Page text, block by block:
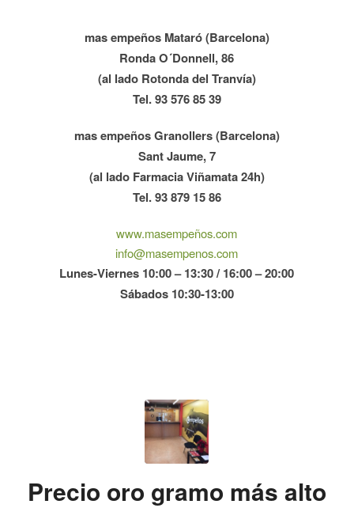
mas empeños Mataró (Barcelona)
Ronda O´Donnell, 86
(al lado Rotonda del Tranvía)
Tel. 93 576 85 39
mas empeños Granollers (Barcelona)
Sant Jaume, 7
(al lado Farmacia Viñamata 24h)
Tel. 93 879 15 86
www.masempeños.com
info@masempenos.com
Lunes-Viernes 10:00 – 13:30 / 16:00 – 20:00
Sábados 10:30-13:00
Precio oro gramo más alto